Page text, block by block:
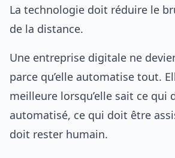
La technologie doit réduire le
de la distance.
Une entreprise digitale ne
parce qu’elle automatise tout.
meilleure lorsqu’elle sait ce qui
automatisé, ce qui doit être
doit rester humain.